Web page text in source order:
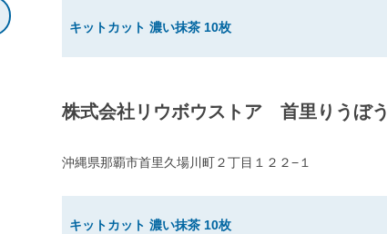
キットカット 濃い抹茶 10枚
株式会社リウボウストア 首里りうぼう
沖縄県那覇市首里久場川町２丁目１２２−１
キットカット 濃い抹茶 10枚